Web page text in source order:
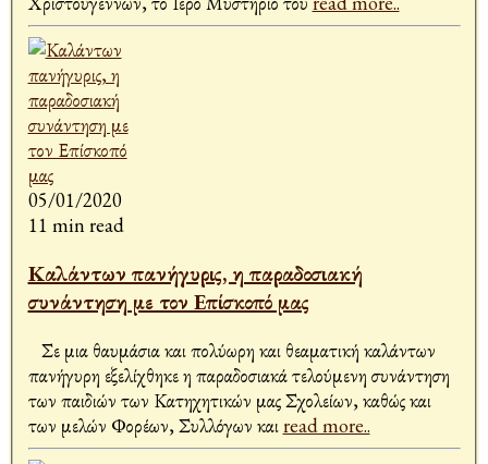
05/01/2020
11 min read
Καλάντων πανήγυρις, η παραδοσιακή
συνάντηση με τον Επίσκοπό μας
Σε μια θαυμάσια και πολύωρη και θεαματική καλάντων
πανήγυρη εξελίχθηκε η παραδοσιακά τελούμενη συνάντηση
των παιδιών των Κατηχητικών μας Σχολείων, καθώς και
των μελών Φορέων, Συλλόγων καιread more..